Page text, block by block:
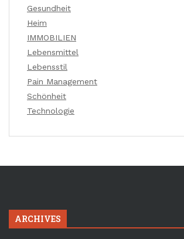
Gesundheit
Heim
IMMOBILIEN
Lebensmittel
Lebensstil
Pain Management
Schönheit
Technologie
ARCHIVES